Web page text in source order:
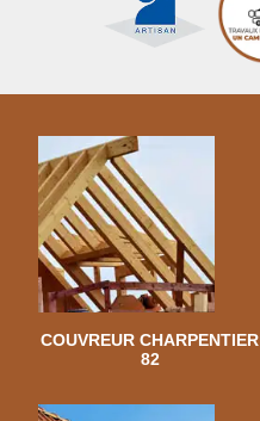
COUVREUR CHARPENTIER
82